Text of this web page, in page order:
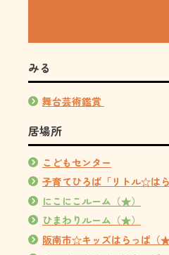
みる
舞台芸術鑑賞
居場所
こどもセンター
子育てひろば「リトル☆は
にこにこルーム（★）
ひまわりルーム（★）
阪南市☆キッズはらっぱ（